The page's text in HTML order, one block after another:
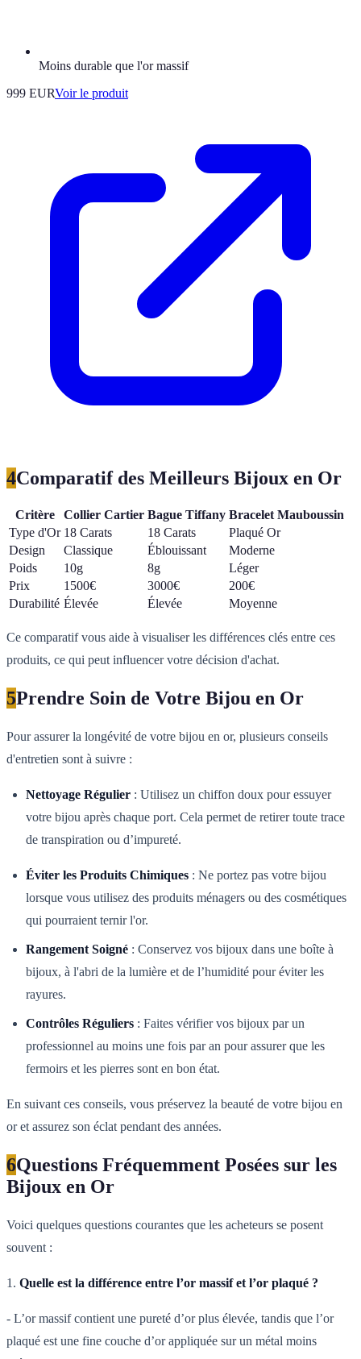
Moins durable que l'or massif
999 EURVoir le produit
4Comparatif des Meilleurs Bijoux en Or
Critère Collier Cartier Bague Tiffany Bracelet Mauboussin
Type d'Or 18 Carats 18 Carats
Plaqué Or
Design
Classique Éblouissant
Moderne
Poids
10g 8g
Léger
Prix
1500€ 3000€
200€
Durabilité Élevée Élevée Moyenne
Ce comparatif vous aide à visualiser les différences clés entre ces
produits, ce qui peut influencer votre décision d'achat.
5Prendre Soin de Votre Bijou en Or
Pour assurer la longévité de votre bijou en or, plusieurs conseils
d'entretien sont à suivre :
Nettoyage Régulier : Utilisez un chiffon doux pour essuyer
votre bijou après chaque port. Cela permet de retirer toute trace
de transpiration ou d’impureté.
Éviter les Produits Chimiques : Ne portez pas votre bijou
lorsque vous utilisez des produits ménagers ou des cosmétiques
qui pourraient ternir l'or.
Rangement Soigné : Conservez vos bijoux dans une boîte à
bijoux, à l'abri de la lumière et de l’humidité pour éviter les
rayures.
Contrôles Réguliers : Faites vérifier vos bijoux par un
professionnel au moins une fois par an pour assurer que les
fermoirs et les pierres sont en bon état.
En suivant ces conseils, vous préservez la beauté de votre bijou en
or et assurez son éclat pendant des années.
6Questions Fréquemment Posées sur les
Bijoux en Or
Voici quelques questions courantes que les acheteurs se posent
souvent :
1. Quelle est la différence entre l’or massif et l’or plaqué ?
- L’or massif contient une pureté d’or plus élevée, tandis que l’or
plaqué est une fine couche d’or appliquée sur un métal moins